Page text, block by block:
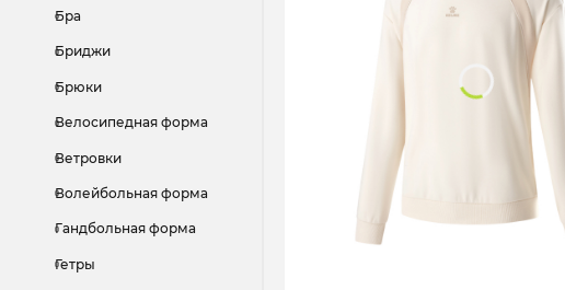
Бра
Бриджи
Брюки
Велосипедная форма
Ветровки
Волейбольная форма
Гандбольная форма
Гетры